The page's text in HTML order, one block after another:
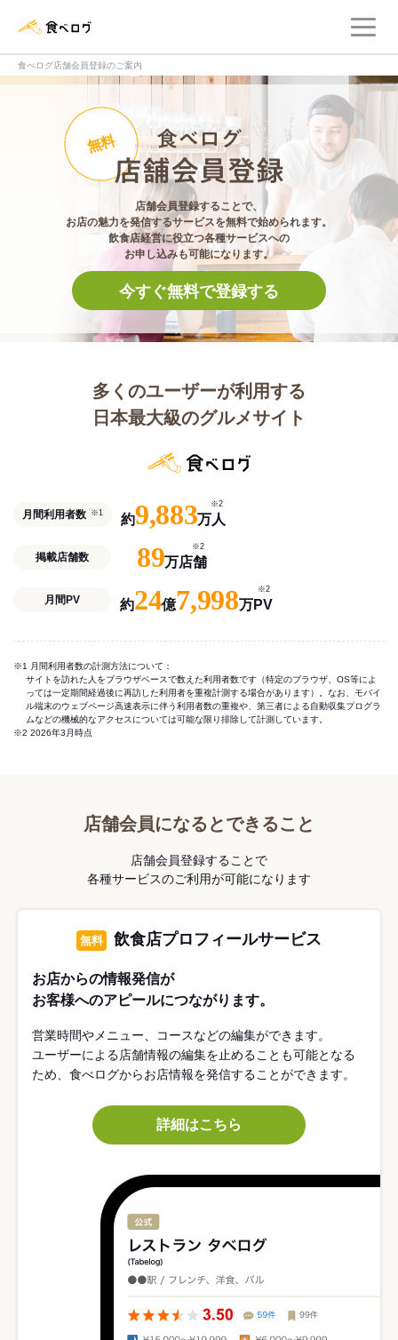
食べログ店舗会員登録のご案内
食べログ店舗会員
無料
店舗会員登録することで、
お店の魅力を発信するサービスを無料で始められます。
飲食店経営に役立つ各種サービスへの
お申し込みも可能になります。
今すぐ無料で登録する
多くのユーザーが利用する
日本最大級のグルメサイト
月間利用者数 ※1 約9,883万人
※2
掲載店舗数 89万店舗
※2
月間PV 約24億7,998万PV
※2
※1 月間利用者数の計測方法について：
サイトを訪れた人をブラウザベースで数えた利用者数です（特定のブラウザ、OS等によ
っては一定期間経過後に再訪した利用者を重複計測する場合があります）。なお、モバイ
ル端末のウェブページ高速表示に伴う利用者数の重複や、第三者による自動収集プログラ
ムなどの機械的なアクセスについては可能な限り排除して計測しています。
※2 2026年3月時点
店舗会員になるとできること
店舗会員登録することで
各種サービスのご利用が可能になります
無料 飲食店プロフィールサービス
お店からの情報発信が
お客様へのアピールにつながります。
営業時間やメニュー、コースなどの編集ができます。
ユーザーによる店舗情報の編集を止めることも可能となる
ため、食べログからお店情報を発信することができます。
詳細はこちら